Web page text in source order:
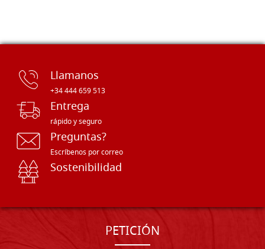
Llamanos
+34 444 659 513
Entrega
rápido y seguro
Preguntas?
Escríbenos por correo
Sostenibilidad
PETICIÓN